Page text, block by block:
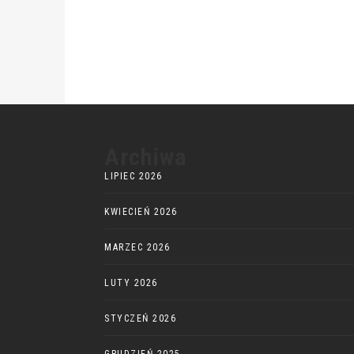
LIPIEC 2026
KWIECIEŃ 2026
MARZEC 2026
LUTY 2026
STYCZEŃ 2026